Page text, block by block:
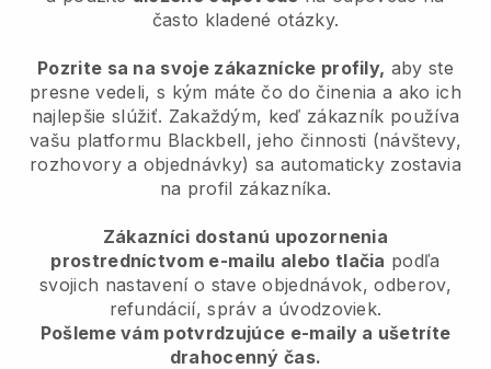
často kladené otázky.
Pozrite sa na svoje zákaznícke profily, aby ste
presne vedeli, s kým máte čo do činenia a ako ich
najlepšie slúžiť. Zakaždým, keď zákazník používa
vašu platformu Blackbell, jeho činnosti (návštevy,
rozhovory a objednávky) sa automaticky zostavia
na profil zákazníka.
Zákazníci dostanú upozornenia
prostredníctvom e-mailu alebo tlačia podľa
svojich nastavení o stave objednávok, odberov,
refundácií, správ a úvodzoviek.
Pošleme vám potvrdzujúce e-maily a ušetríte
drahocenný čas.